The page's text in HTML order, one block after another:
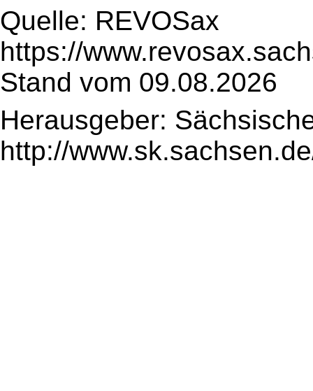
Quelle: REVOSax
https://
Stand vom 09.08.2026
Herausgeber:
http://